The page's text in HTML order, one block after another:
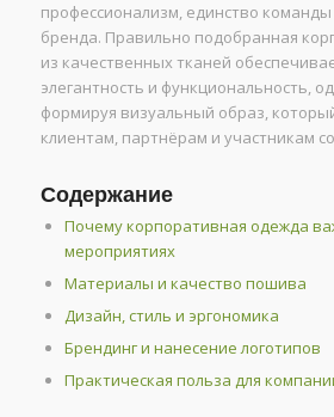
профессионализм, единство
бренда. Правильно подобранная
из качественных тканей
элегантность и функциональность,
формируя визуальный образ,
клиентам, партнёрам и участникам
Содержание
Почему корпоративная одежда
мероприятиях
Материалы и качество пошива
Дизайн, стиль и эргономика
Брендинг и нанесение логотипов
Практическая польза для